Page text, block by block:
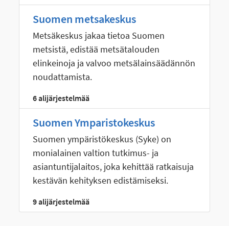
Suomen metsakeskus
Metsäkeskus jakaa tietoa Suomen
metsistä, edistää metsätalouden
elinkeinoja ja valvoo metsälainsäädännön
noudattamista.
6 alijärjestelmää
Suomen Ymparistokeskus
Suomen ympäristökeskus (Syke) on
monialainen valtion tutkimus- ja
asiantuntijalaitos, joka kehittää ratkaisuja
kestävän kehityksen edistämiseksi.
9 alijärjestelmää